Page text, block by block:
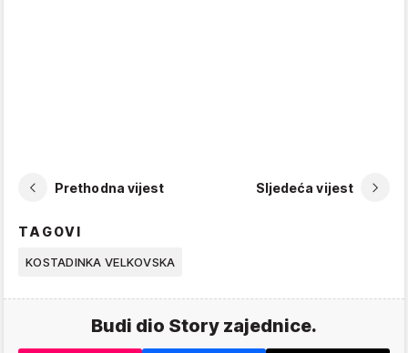
Prethodna vijest Sljedeća vijest
TAGOVI
KOSTADINKA VELKOVSKA
Budi dio Story zajednice.